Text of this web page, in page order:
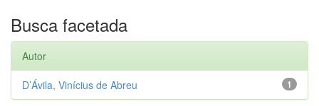
Busca facetada
Autor
1
D’Ávila, Vinícius de Abreu